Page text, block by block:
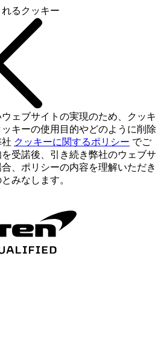
るクッキー
ェブサイトの実現のため、クッキ
キーの使用目的やどのように削除
クッキーに関するポリシー でご
受諾後、引き続き弊社のウェブサ
、ポリシーの内容を理解いただき
みなします。